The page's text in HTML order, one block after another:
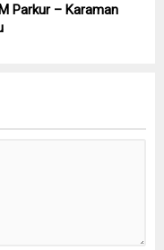
Parkur – Karaman